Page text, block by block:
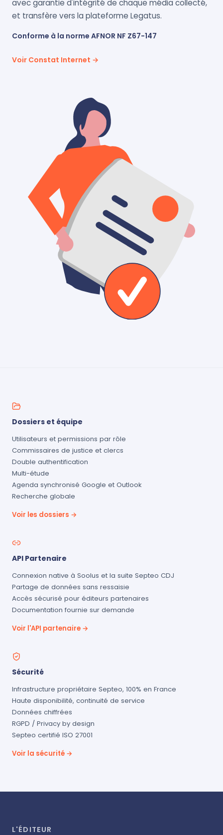
avec garantie d'intégrité de chaque média collecté,
et transfère vers la plateforme Legatus.
Conforme à la norme AFNOR NF Z67-147
Voir Constat Internet →
Dossiers et équipe
Utilisateurs et permissions par rôle
Commissaires de justice et clercs
Double authentification
Multi-étude
Agenda synchronisé Google et Outlook
Recherche globale
Voir les dossiers →
API Partenaire
Connexion native à Soolus et la suite Septeo CDJ
Partage de données sans ressaisie
Accès sécurisé pour éditeurs partenaires
Documentation fournie sur demande
Voir l'API partenaire →
Sécurité
Infrastructure propriétaire Septeo, 100% en France
Haute disponibilité, continuité de service
Données chiffrées
RGPD / Privacy by design
Septeo certifié ISO 27001
Voir la sécurité →
L'ÉDITEUR